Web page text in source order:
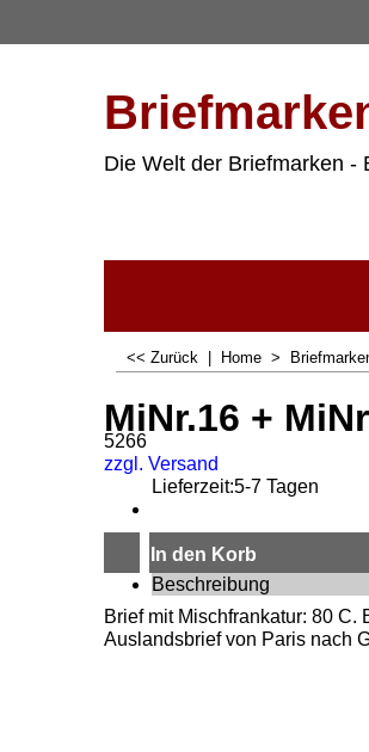
Die Welt der Briefmarken -
<< Zurück Home >
MiNr.16 +
5266
zzgl. Versand
Lieferzeit:5-7 Tagen
In den Korb
Beschreibung
Brief mit Mischfrankatur: 80
Auslandsbrief von Paris nach